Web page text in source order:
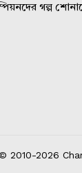
গল্প
2010-2026